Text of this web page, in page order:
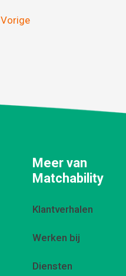
Vorige
Meer van
Matchability
Klantverhalen
Werken bij
Diensten